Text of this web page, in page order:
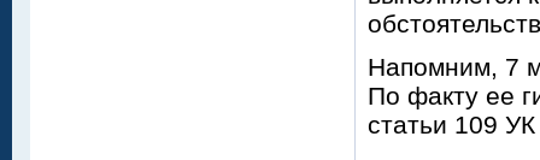
Напомним, 7
По факту ее
статьи 109